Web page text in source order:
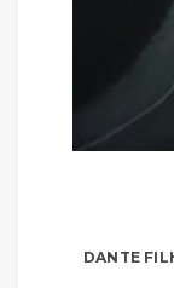
DANTE